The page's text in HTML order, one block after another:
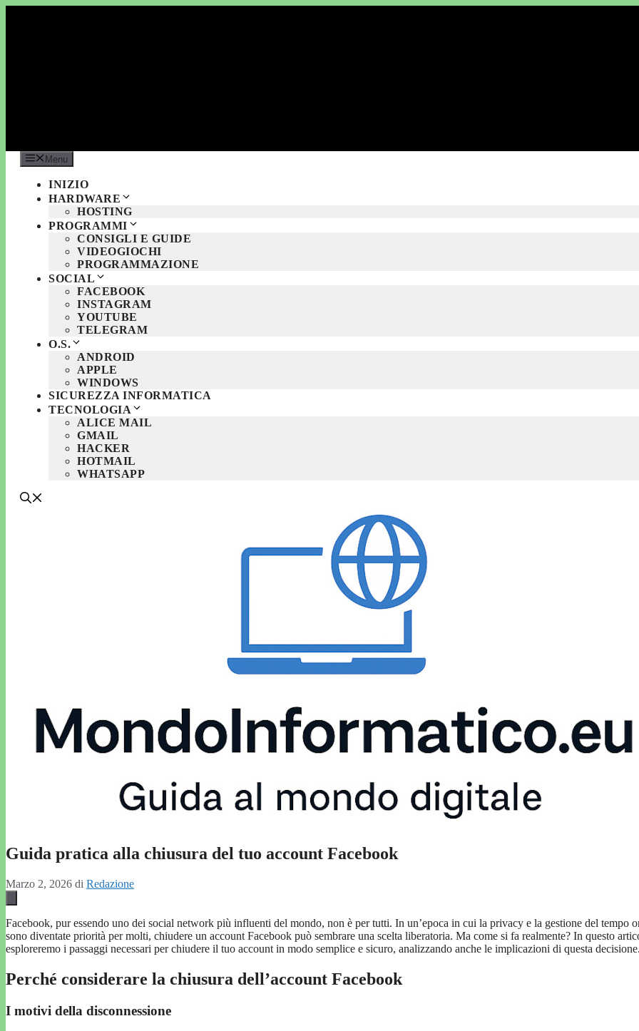
Menu
INIZIO
HARDWARE
HOSTING
PROGRAMMI
CONSIGLI E GUIDE
VIDEOGIOCHI
PROGRAMMAZIONE
SOCIAL
FACEBOOK
INSTAGRAM
YOUTUBE
TELEGRAM
O.S.
ANDROID
APPLE
WINDOWS
SICUREZZA INFORMATICA
TECNOLOGIA
ALICE MAIL
GMAIL
HACKER
HOTMAIL
WHATSAPP
Guida pratica alla chiusura del tuo account Facebook
Marzo 2, 2026 di Redazione
Facebook, pur essendo uno dei social network più influenti del mondo, non è per tutti. In un’epoca in cui la privacy e la gestione del tempo
sono diventate priorità per molti, chiudere un account Facebook può sembrare una scelta liberatoria. Ma come si fa realmente? In questo
esploreremo i passaggi necessari per chiudere il tuo account in modo semplice e sicuro, analizzando anche le implicazioni di questa decisione.
Perché considerare la chiusura dell’account Facebook
I motivi della disconnessione